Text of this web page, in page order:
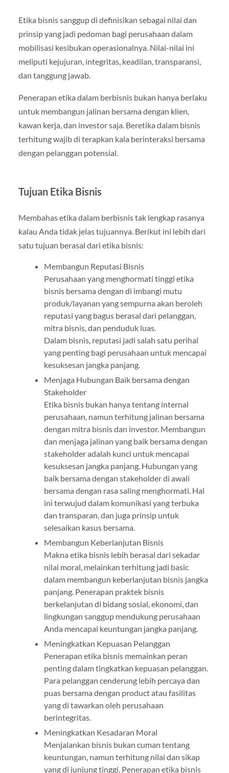
Etika bisnis sanggup di definisikan sebagai nilai dan
prinsip yang jadi pedoman bagi perusahaan dalam
mobilisasi kesibukan operasionalnya. Nilai-nilai ini
meliputi kejujuran, integritas, keadilan, transparansi,
dan tanggung jawab.
Penerapan etika dalam berbisnis bukan hanya berlaku
untuk membangun jalinan bersama dengan klien,
kawan kerja, dan investor saja. Beretika dalam bisnis
terhitung wajib di terapkan kala berinteraksi bersama
dengan pelanggan potensial.
Tujuan Etika Bisnis
Membahas etika dalam berbisnis tak lengkap rasanya
kalau Anda tidak jelas tujuannya. Berikut ini lebih dari
satu tujuan berasal dari etika bisnis:
Membangun Reputasi Bisnis
Perusahaan yang menghormati tinggi etika
bisnis bersama dengan di imbangi mutu
produk/layanan yang sempurna akan beroleh
reputasi yang bagus berasal dari pelanggan,
mitra bisnis, dan penduduk luas.
Dalam bisnis, reputasi jadi salah satu perihal
yang penting bagi perusahaan untuk mencapai
kesuksesan jangka panjang.
Menjaga Hubungan Baik bersama dengan
Stakeholder
Etika bisnis bukan hanya tentang internal
perusahaan, namun terhitung jalinan bersama
dengan mitra bisnis dan investor. Membangun
dan menjaga jalinan yang baik bersama dengan
stakeholder adalah kunci untuk mencapai
kesuksesan jangka panjang. Hubungan yang
baik bersama dengan stakeholder di awali
bersama dengan rasa saling menghormati. Hal
ini terwujud dalam komunikasi yang terbuka
dan transparan, dan juga prinsip untuk
selesaikan kasus bersama.
Membangun Keberlanjutan Bisnis
Makna etika bisnis lebih berasal dari sekadar
nilai moral, melainkan terhitung jadi basic
dalam membangun keberlanjutan bisnis jangka
panjang. Penerapan praktek bisnis
berkelanjutan di bidang sosial, ekonomi, dan
lingkungan sanggup mendukung perusahaan
Anda mencapai keuntungan jangka panjang.
Meningkatkan Kepuasan Pelanggan
Penerapan etika bisnis memainkan peran
penting dalam tingkatkan kepuasan pelanggan.
Para pelanggan cenderung lebih percaya dan
puas bersama dengan product atau fasilitas
yang di tawarkan oleh perusahaan
berintegritas.
Meningkatkan Kesadaran Moral
Menjalankan bisnis bukan cuman tentang
keuntungan, namun terhitung nilai dan sikap
yang di junjung tinggi. Penerapan etika bisnis